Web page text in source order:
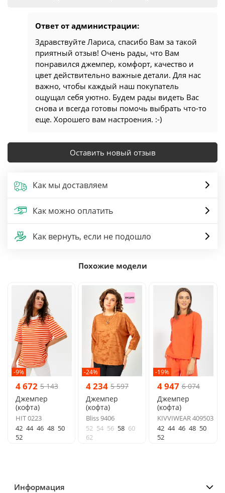
Ответ от администрации:
Здравствуйте Лариса, спасибо Вам за такой
приятный отзыв! Очень рады, что Вам
понравился джемпер, комфорт, качество и
цвет действительно важные детали. Для нас
важно, чтобы каждый наш покупатель
ощущал себя уютно. Будем рады видеть Вас
снова и всегда готовы помочь выбрать что-то
еще. Хорошего вам настроения. :-)
Оставить новый отзыв
Как мы доставляем
Как можно оплатить
Как вернуть, если не подошло
Похожие модели
-9%
4 672 5 143
Джемпер
(кофта)
HIT 0223
42 44 46 48 50
52
-24%
4 234 5 597
Джемпер
(кофта)
Bliss 9406
52 54 56 58 60
62
-19%
4 947 6 074
Джемпер
(кофта)
KIVVIWEAR 409503
42 44 46 48 50
52
Информация